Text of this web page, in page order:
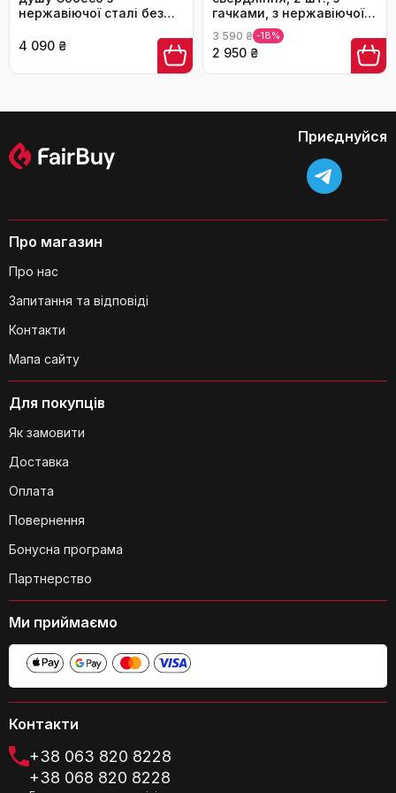
Чи легко очищати полички?
Чи є можливість регулювати висоту
полиць?
Чи підходить цей набір для ванної
кімнати з низькою вентиляцією?
нержавіючої сталі без
для шампуню з гачками,
перегородки
4 090 ₴
гачками, з нержавіючої
сталі SUS304,
самоклеюча органайзер
для ванної, тримач для
шампуню Pickpiff
3 590 ₴ -18%
2 950 ₴
Контакти
+38 063 820 8228
+38 068 820 8228
Для покупців
Як замовити
Доставка
Оплата
Повернення
Бонусна програма
Партнерство
Про магазин
Про нас
Запитання та відповіді
Контакти
Мапа сайту
Приєднуйся
Ми приймаємо